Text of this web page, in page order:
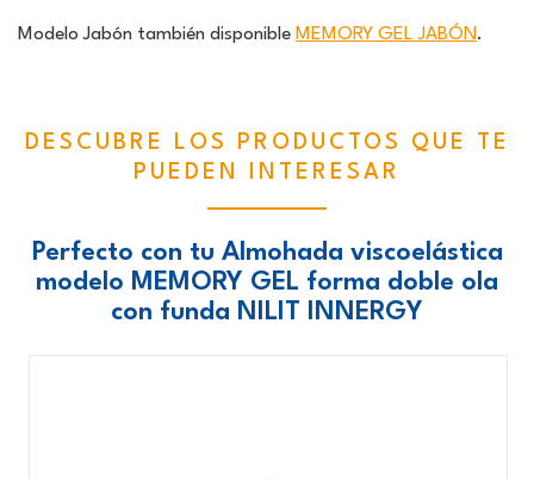
Modelo Jabón también disponible MEMORY GEL JABÓN.
DESCUBRE LOS PRODUCTOS QUE TE
PUEDEN INTERESAR
Perfecto con tu Almohada viscoelástica
modelo MEMORY GEL forma doble ola
con funda NILIT INNERGY